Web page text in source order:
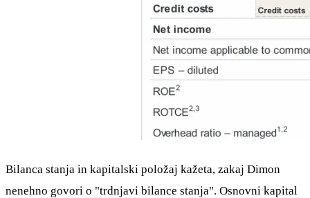
Bilanca stanja in kapitalski položaj kažeta, zakaj Dimon
nenehno govori o "trdnjavi bilance stanja". Osnovni kapital